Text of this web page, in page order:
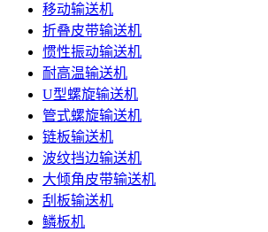
移动输送机
折叠皮带输送机
惯性振动输送机
耐高温输送机
U型螺旋输送机
管式螺旋输送机
链板输送机
波纹挡边输送机
大倾角皮带输送机
刮板输送机
鳞板机